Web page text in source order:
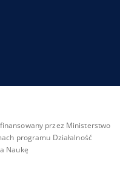
przez Ministerstwo
programu Działalność
Naukę